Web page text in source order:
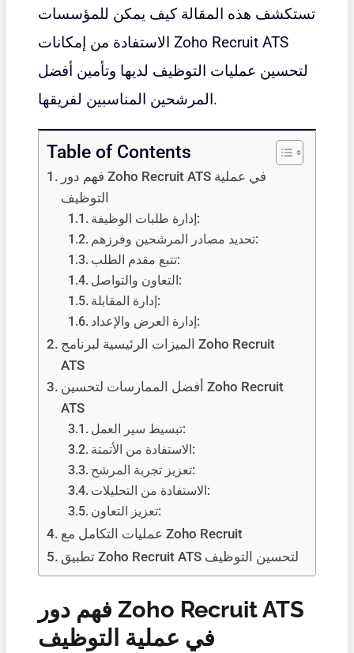
تستكشف هذه المقالة كيف يمكن للمؤسسات
الاستفادة من إمكانات Zoho Recruit ATS
لتحسين عمليات التوظيف لديها وتأمين أفضل
المرشحين المناسبين لفريقها.
Table of Contents
فهم دور Zoho Recruit ATS في عملية
التوظيف
إدارة طلبات الوظيفة:
تحديد مصادر المرشحين وفرزهم:
تتبع مقدم الطلب:
التعاون والتواصل:
إدارة المقابلة:
إدارة العرض والإعداد:
الميزات الرئيسية لبرنامج Zoho Recruit
ATS
أفضل الممارسات لتحسين Zoho Recruit
ATS
تبسيط سير العمل:
الاستفادة من الأتمتة:
تعزيز تجربة المرشح:
الاستفادة من التحليلات:
تعزيز التعاون:
عمليات التكامل مع Zoho Recruit
تطبيق Zoho Recruit ATS لتحسين التوظيف
فهم دور Zoho Recruit ATS
في عملية التوظيف